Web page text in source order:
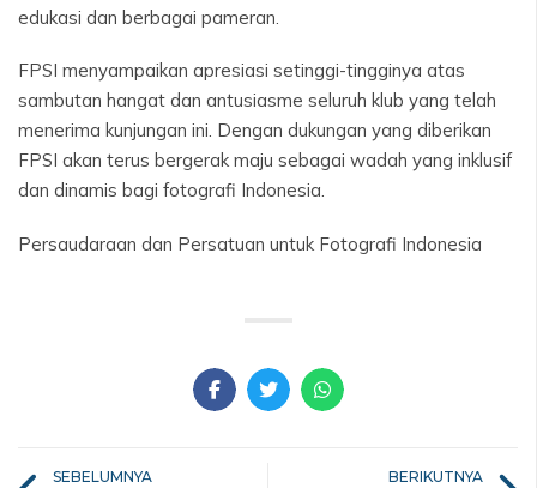
edukasi dan berbagai pameran.
FPSI menyampaikan apresiasi setinggi-tingginya atas
sambutan hangat dan antusiasme seluruh klub yang telah
menerima kunjungan ini. Dengan dukungan yang diberikan
FPSI akan terus bergerak maju sebagai wadah yang inklusif
dan dinamis bagi fotografi Indonesia.
Persaudaraan dan Persatuan untuk Fotografi Indonesia
SEBELUMNYA BERIKUTNYA